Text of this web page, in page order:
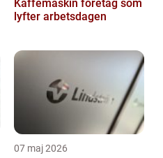
Kaffemaskin företag som
lyfter arbetsdagen
07 maj 2026